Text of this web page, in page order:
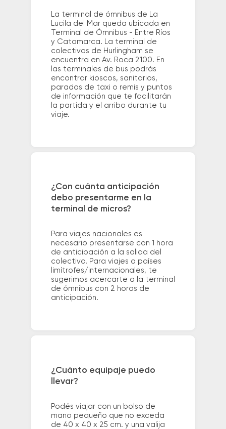
La terminal de ómnibus de La
Lucila del Mar queda ubicada en
Terminal de Ómnibus - Entre Ríos
y Catamarca. La terminal de
colectivos de Hurlingham se
encuentra en Av. Roca 2100. En
las terminales de bus podrás
encontrar kioscos, sanitarios,
paradas de taxi o remis y puntos
de información que te facilitarán
la partida y el arribo durante tu
viaje.
¿Con cuánta anticipación
debo presentarme en la
terminal de micros?
Para viajes nacionales es
necesario presentarse con 1 hora
de anticipación a la salida del
colectivo. Para viajes a países
limítrofes/internacionales, te
sugerimos acercarte a la terminal
de ómnibus con 2 horas de
anticipación.
¿Cuánto equipaje puedo
llevar?
Podés viajar con un bolso de
mano pequeño que no exceda
de 40 x 40 x 25 cm. y una valija